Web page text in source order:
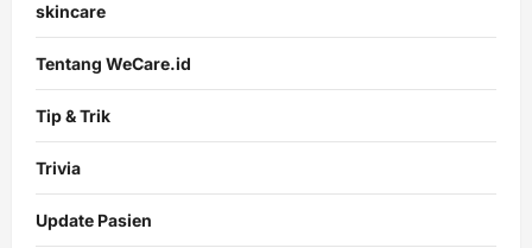
skincare
Tentang WeCare.id
Tip & Trik
Trivia
Update Pasien